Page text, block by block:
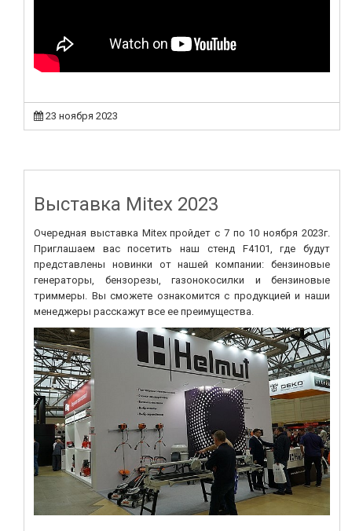
23 ноября 2023
Выставка Mitex 2023
Очередная выставка Mitex пройдет с 7 по 10 ноября 2023г.
Приглашаем вас посетить наш стенд F4101, где будут
представлены новинки от нашей компании: бензиновые
генераторы, бензорезы, газонокосилки и бензиновые
триммеры. Вы сможете ознакомится с продукцией и наши
менеджеры расскажут все ее преимущества.